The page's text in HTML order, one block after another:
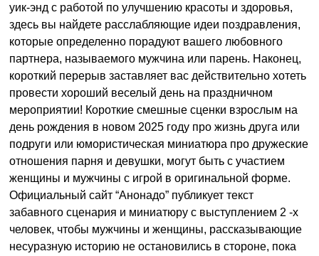
уик-энд с работой по улучшению красоты и здоровья,
здесь вы найдете расслабляющие идеи поздравления,
которые определенно порадуют вашего любовного
партнера, называемого мужчина или парень. Наконец,
короткий перерыв заставляет вас действительно хотеть
провести хороший веселый день на праздничном
мероприятии! Короткие смешные сценки взрослым на
день рождения в новом 2025 году про жизнь друга или
подруги или юмористическая миниатюра про дружеские
отношения парня и девушки, могут быть с участием
женщины и мужчины с игрой в оригинальной форме.
Официальный сайт “Анонадо” публикует текст
забавного сценария и миниатюру с выступлением 2 -х
человек, чтобы мужчины и женщины, рассказывающие
несуразную историю не остановились в стороне, пока